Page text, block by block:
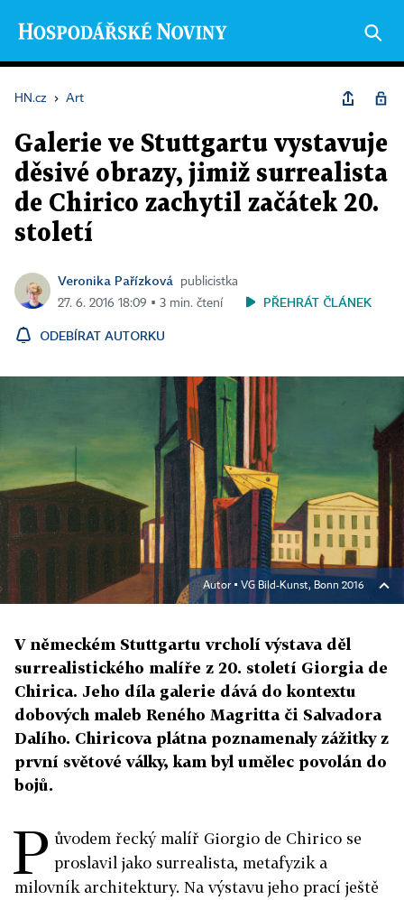
HN.cz › Art
Galerie ve Stuttgartu vystavuje
děsivé obrazy, jimiž surrealista
de Chirico zachytil začátek 20.
století
Veronika Pařízková
publicistka
27. 6. 2016 18:09 ▪ 3 min. čtení
PŘEHRÁT ČLÁNEK
ODEBÍRAT AUTORKU
Autor ▪ VG Bild-Kunst, Bonn 2016
V německém Stuttgartu vrcholí výstava děl
surrealistického malíře z 20. století Giorgia de
Chirica. Jeho díla galerie dává do kontextu
dobových maleb Reného Magritta či Salvadora
Dalího. Chiricova plátna poznamenaly zážitky z
první světové války, kam byl umělec povolán do
bojů.
P ůvodem řecký malíř Giorgio de Chirico se
proslavil jako surrealista, metafyzik a
milovník architektury. Na výstavu jeho prací ještě